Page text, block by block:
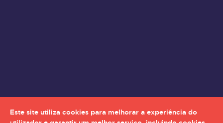
Este site utiliza cookies para melhorar a experiência do